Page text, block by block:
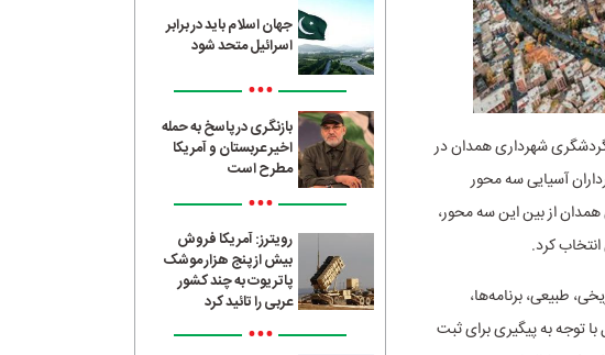
شهرداری همدان در
آسیایی سه محور
از بین این سه محور،
کرد.
طبیعی، برنامه‌ها،
توجه به پیگیری برای ثبت
جهان اسلام باید در برابر
اسرائیل متحد شود
•••
بازنگری در پاسخ به حمله
اخیر عربستان و آمریکا
مطرح است
•••
رویترز: آمریکا فروش
بیش از پنج هزار موشک
پاتریوت به چند کشور
عربی را تائید کرد
•••